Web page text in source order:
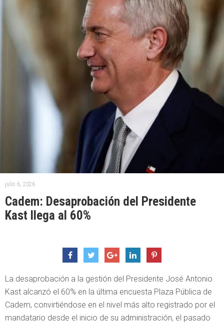
julio 6, 2026
Cadem: Desaprobación del Presidente
Kast llega al 60%
La desaprobación a la gestión del Presidente José Antonio
Kast alcanzó el 60% en la última encuesta Plaza Pública de
Cadem, convirtiéndose en el nivel más alto registrado por el
mandatario desde el inicio de su administración, el pasado